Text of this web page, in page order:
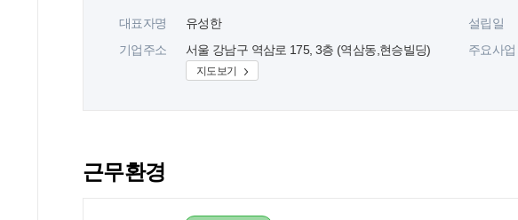
대표자명 유성한 설립일
기업주소
서울 강남구 역삼로 175, 3층 (역삼동,현승빌딩)
지도보기
주요사업
근무환경